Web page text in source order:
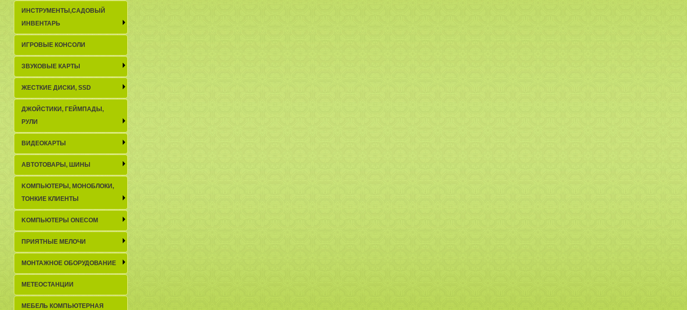
ИНСТРУМЕНТЫ,САДОВЫЙ
ИНВЕНТАРЬ
ИГРОВЫЕ КОНСОЛИ
ЗВУКОВЫЕ КАРТЫ
ЖЕСТКИЕ ДИСКИ, SSD
ДЖОЙСТИКИ, ГЕЙМПАДЫ,
РУЛИ
ВИДЕОКАРТЫ
АВТОТОВАРЫ, ШИНЫ
KОМПЬЮТЕРЫ, МОНОБЛОКИ,
ТОНКИЕ КЛИЕНТЫ
KОМПЬЮТЕРЫ ONECOM
ПРИЯТНЫЕ МЕЛОЧИ
МОНТАЖНОЕ ОБОРУДОВАНИЕ
МЕТЕОСТАНЦИИ
МЕБЕЛЬ КОМПЬЮТЕРНАЯ